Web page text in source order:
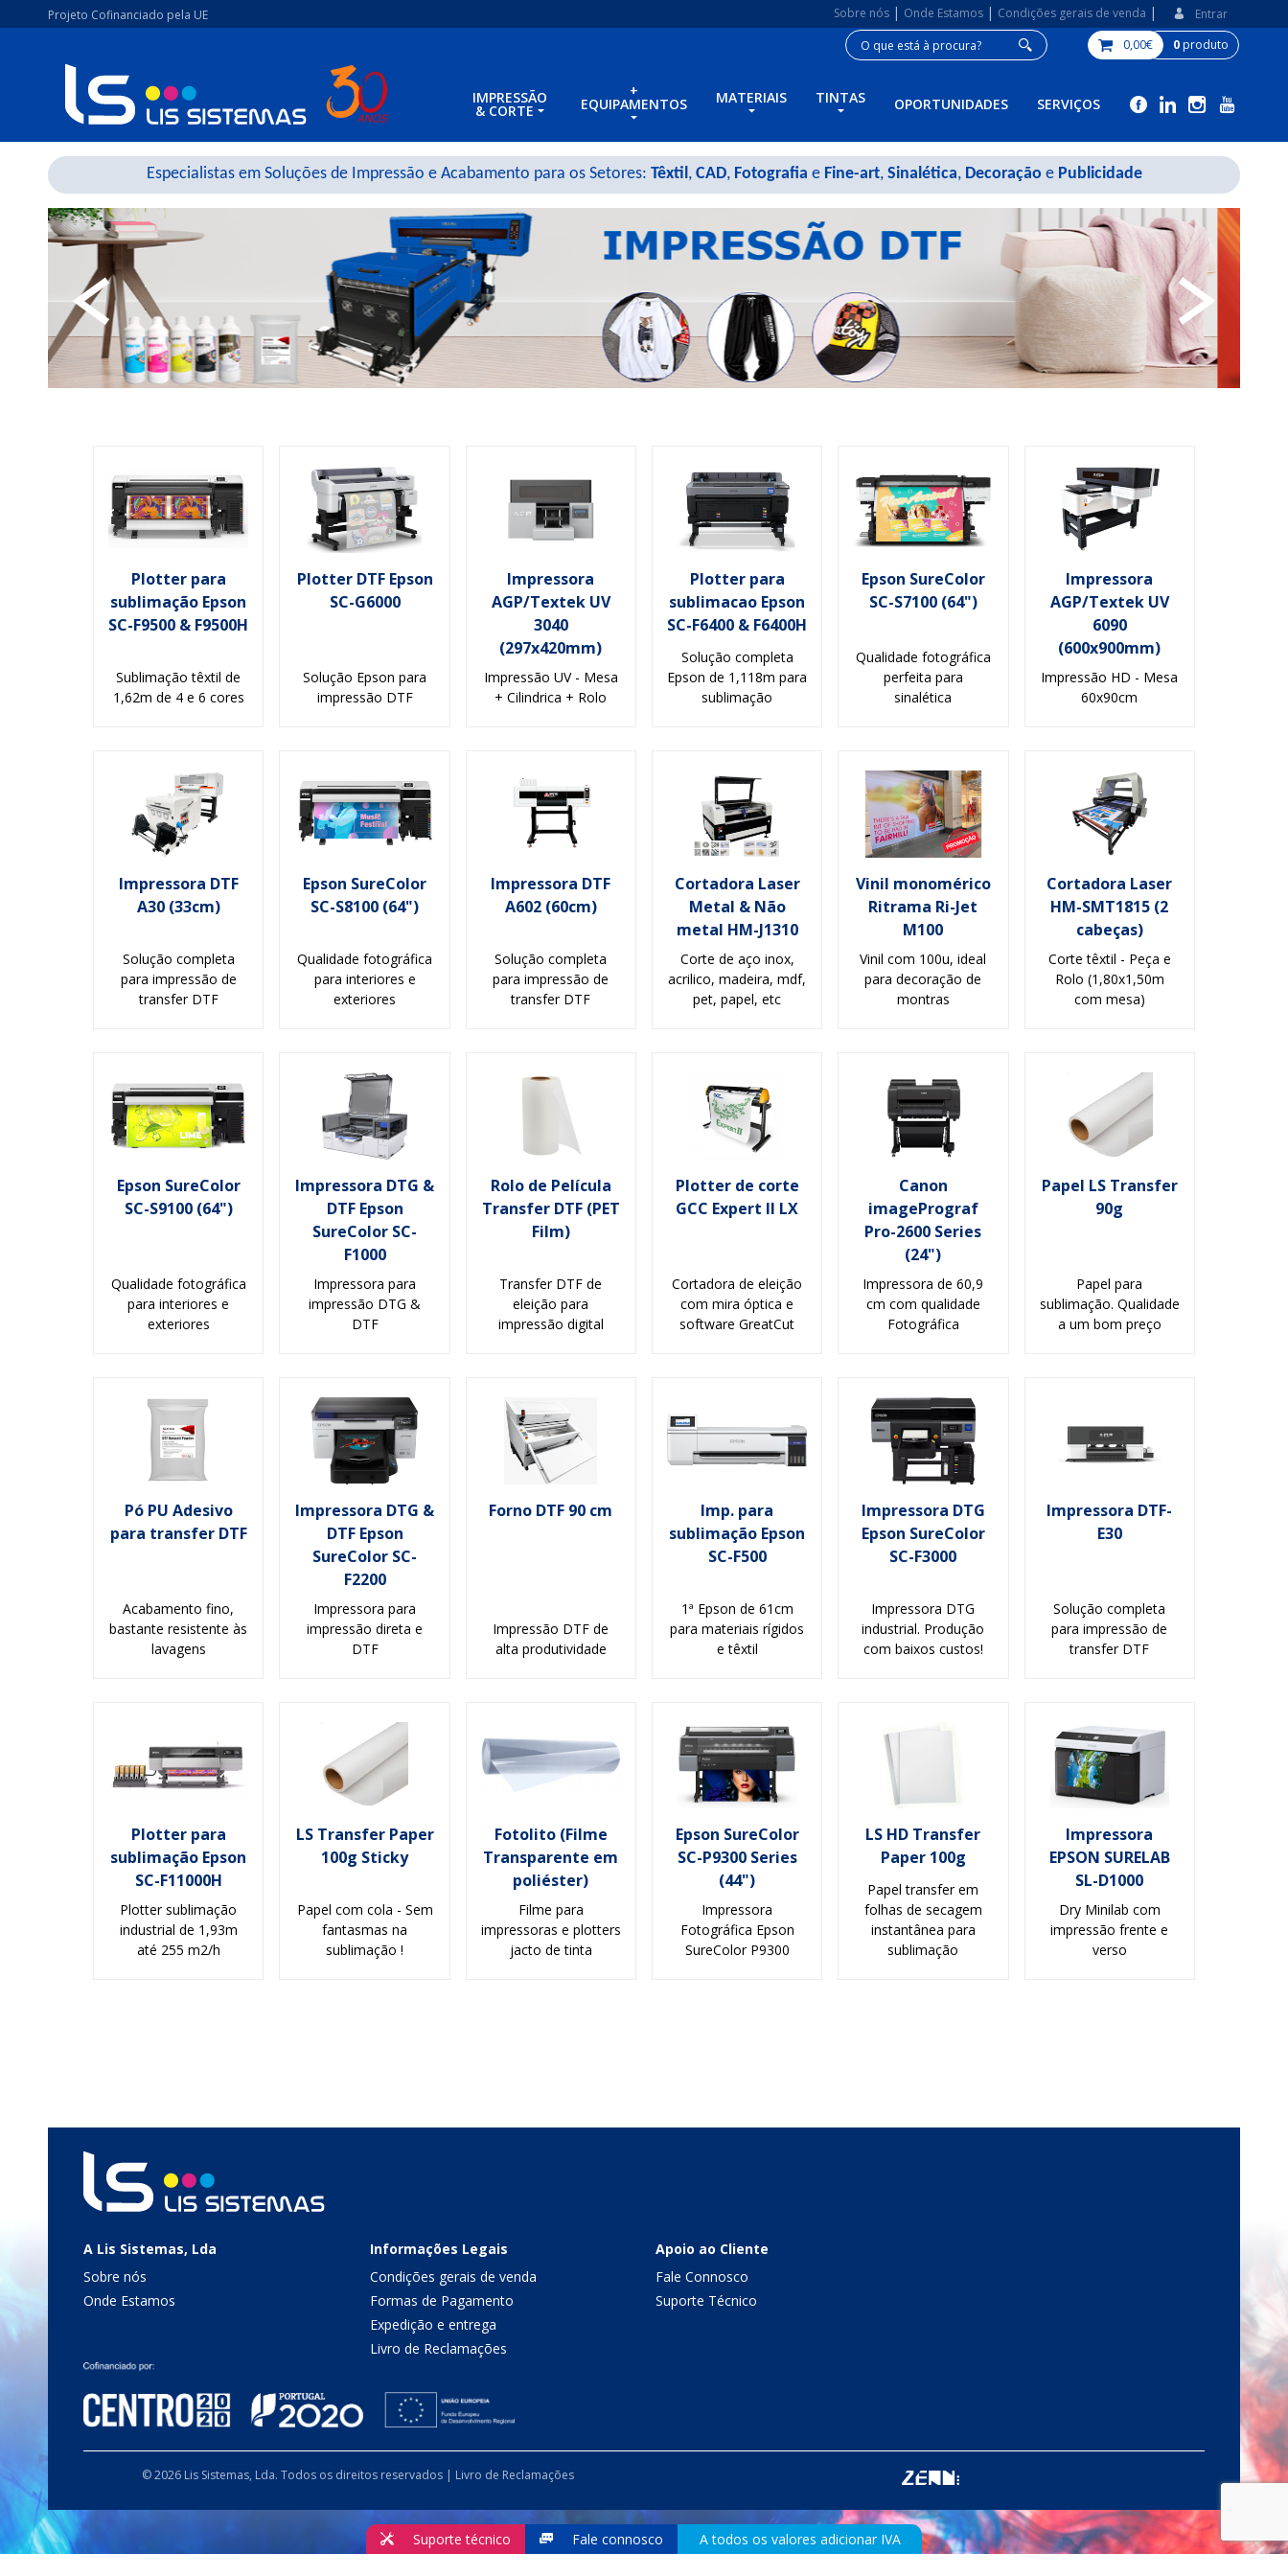
Projeto Cofinanciado pela UE Sobre nós | Onde Estamos | Condições gerais de venda |
Entrar
0,00€
0 produto
IMPRESSÃO
& CORTE
+
EQUIPAMENTOS MATERIAIS TINTAS OPORTUNIDADES SERVIÇOS
Especialistas em Soluções de Impressão e Acabamento para os Setores: Têxtil, CAD, Fotografia e Fine-art, Sinalética, Decoração e Publicidade
Plotter para
sublimação Epson
SC-F9500 & F9500H
Sublimação têxtil de
1,62m de 4 e 6 cores
Plotter DTF Epson
SC-G6000
Solução Epson para
impressão DTF
Impressora
AGP/Textek UV
3040
(297x420mm)
Impressão UV - Mesa
+ Cilindrica + Rolo
Plotter para
sublimacao Epson
SC-F6400 & F6400H
Solução completa
Epson de 1,118m para
sublimação
Epson SureColor
SC-S7100 (64")
Qualidade fotográfica
perfeita para
sinalética
Impressora
AGP/Textek UV
6090
(600x900mm)
Impressão HD - Mesa
60x90cm
Impressora DTF
A30 (33cm)
Solução completa
para impressão de
transfer DTF
Epson SureColor
SC-S8100 (64")
Qualidade fotográfica
para interiores e
exteriores
Impressora DTF
A602 (60cm)
Solução completa
para impressão de
transfer DTF
Cortadora Laser
Metal & Não
metal HM-J1310
Corte de aço inox,
acrilico, madeira, mdf,
pet, papel, etc
Vinil monomérico
Ritrama Ri-Jet
M100
Vinil com 100u, ideal
para decoração de
montras
Cortadora Laser
HM-SMT1815 (2
cabeças)
Corte têxtil - Peça e
Rolo (1,80x1,50m
com mesa)
Epson SureColor
SC-S9100 (64")
Qualidade fotográfica
para interiores e
exteriores
Impressora DTG &
DTF Epson
SureColor SC-
F1000
Impressora para
impressão DTG &
DTF
Rolo de Película
Transfer DTF (PET
Film)
Transfer DTF de
eleição para
impressão digital
Plotter de corte
GCC Expert II LX
Cortadora de eleição
com mira óptica e
software GreatCut
Canon
imagePrograf
Pro-2600 Series
(24")
Impressora de 60,9
cm com qualidade
Fotográfica
Papel LS Transfer
90g
Papel para
sublimação. Qualidade
a um bom preço
Pó PU Adesivo
para transfer DTF
Acabamento fino,
bastante resistente às
lavagens
Impressora DTG &
DTF Epson
SureColor SC-
F2200
Impressora para
impressão direta e
DTF
Forno DTF 90 cm
Impressão DTF de
alta produtividade
Imp. para
sublimação Epson
SC-F500
1ª Epson de 61cm
para materiais rígidos
e têxtil
Impressora DTG
Epson SureColor
SC-F3000
Impressora DTG
industrial. Produção
com baixos custos!
Impressora DTF-
E30
Solução completa
para impressão de
transfer DTF
Plotter para
sublimação Epson
SC-F11000H
Plotter sublimação
industrial de 1,93m
até 255 m2/h
LS Transfer Paper
100g Sticky
Papel com cola - Sem
fantasmas na
sublimação !
Fotolito (Filme
Transparente em
poliéster)
Filme para
impressoras e plotters
jacto de tinta
Epson SureColor
SC-P9300 Series
(44")
Impressora
Fotográfica Epson
SureColor P9300
LS HD Transfer
Paper 100g
Papel transfer em
folhas de secagem
instantânea para
sublimação
Impressora
EPSON SURELAB
SL-D1000
Dry Minilab com
impressão frente e
verso
A Lis Sistemas, Lda
Sobre nós
Onde Estamos
Informações Legais
Condições gerais de venda
Formas de Pagamento
Expedição e entrega
Livro de Reclamações
Apoio ao Cliente
Fale Connosco
Suporte Técnico
© 2026 Lis Sistemas, Lda. Todos os direitos reservados | Livro de Reclamações
Suporte técnico Fale connosco A todos os valores adicionar IVA